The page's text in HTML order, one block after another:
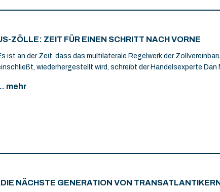
ZÖLLE: ZEIT FÜR EINEN SCHRITT NACH VORNE
ist an der Zeit, dass das multilaterale Regelwerk der
wiederhergestellt wird, schreibt der Handelsexperte Dan
mehr
NÄCHSTE GENERATION VON